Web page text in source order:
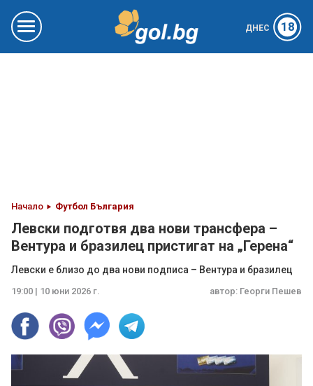
ДНЕС 18
Начало Футбол България
Левски подготвя два нови трансфера –
Вентура и бразилец пристигат на „Герена“
Левски е близо до два нови подписа – Вентура и бразилец
19:00 | 10 юни 2026 г. автор: Георги Пешев